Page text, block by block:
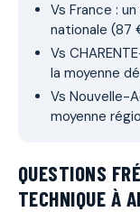
Vs France :
nationale (87
Vs
la moyenne
Vs Nouvelle-
moyenne
QUESTIONS
TECHNIQUE À